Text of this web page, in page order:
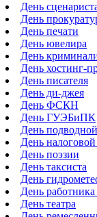
День
День
День печати
День ювелира
День
День хостинг-
День писателя
День ди-джея
День ФСКН
День ГУЭБиПК
День
День
День поэзии
День таксиста
День
День
День театра